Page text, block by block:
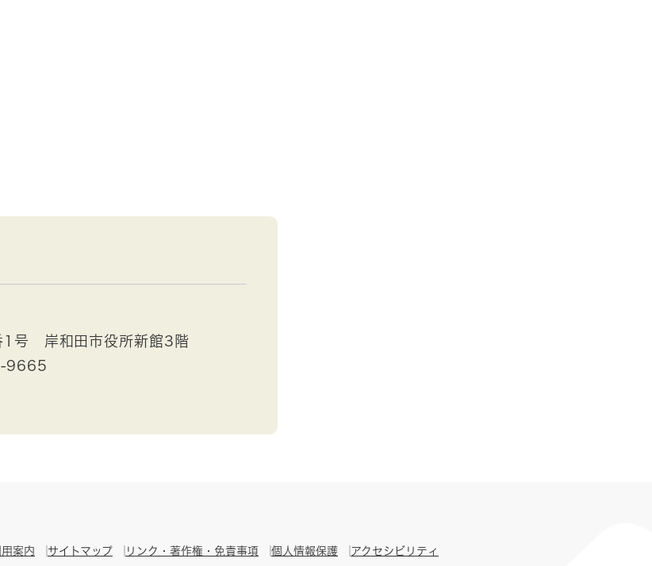
1号 岸和田市役所新館3階
9665
案内 サイトマップ リンク・著作権・免責事項 個人情報保護 アクセシビリティ